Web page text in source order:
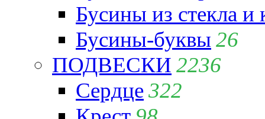
Бусины из стекла и
Бусины-буквы 26
ПОДВЕСКИ 2236
Сердце322